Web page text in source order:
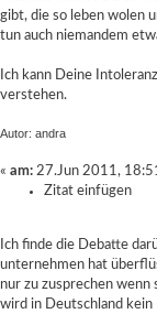
gibt, die so leben wolen
tun auch niemandem
Ich kann Deine
verstehen.
Autor: andra
« am: 27.Jun 2011,
Zitat einfügen
Ich finde die Debatte
unternehmen hat
nur zu zusprechen
wird in Deutschland